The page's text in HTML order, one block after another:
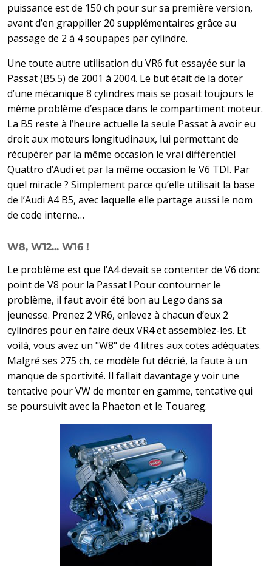
puissance est de 150 ch pour sur sa première version,
avant d’en grappiller 20 supplémentaires grâce au
passage de 2 à 4 soupapes par cylindre.
Une toute autre utilisation du VR6 fut essayée sur la
Passat (B5.5) de 2001 à 2004. Le but était de la doter
d’une mécanique 8 cylindres mais se posait toujours le
même problème d’espace dans le compartiment moteur.
La B5 reste à l’heure actuelle la seule Passat à avoir eu
droit aux moteurs longitudinaux, lui permettant de
récupérer par la même occasion le vrai différentiel
Quattro d’Audi et par la même occasion le V6 TDI. Par
quel miracle ? Simplement parce qu’elle utilisait la base
de l’Audi A4 B5, avec laquelle elle partage aussi le nom
de code interne…
W8, W12... W16 !
Le problème est que l’A4 devait se contenter de V6 donc
point de V8 pour la Passat ! Pour contourner le
problème, il faut avoir été bon au Lego dans sa
jeunesse. Prenez 2 VR6, enlevez à chacun d’eux 2
cylindres pour en faire deux VR4 et assemblez-les. Et
voilà, vous avez un "W8" de 4 litres aux cotes adéquates.
Malgré ses 275 ch, ce modèle fut décrié, la faute à un
manque de sportivité. Il fallait davantage y voir une
tentative pour VW de monter en gamme, tentative qui
se poursuivit avec la Phaeton et le Touareg.